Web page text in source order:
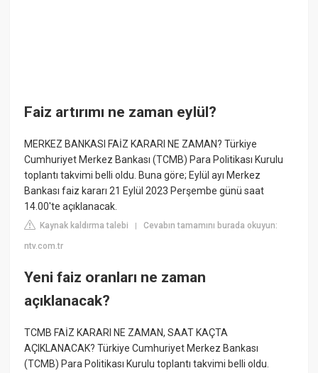
Faiz artırımı ne zaman eylül?
MERKEZ BANKASI FAİZ KARARI NE ZAMAN? Türkiye
Cumhuriyet Merkez Bankası (TCMB) Para Politikası Kurulu
toplantı takvimi belli oldu. Buna göre; Eylül ayı Merkez
Bankası faiz kararı 21 Eylül 2023 Perşembe günü saat
14.00'te açıklanacak.
Kaynak kaldırma talebi |Cevabın tamamını burada okuyun:
ntv.com.tr
Yeni faiz oranları ne zaman
açıklanacak?
TCMB FAİZ KARARI NE ZAMAN, SAAT KAÇTA
AÇIKLANACAK? Türkiye Cumhuriyet Merkez Bankası
(TCMB) Para Politikası Kurulu toplantı takvimi belli oldu.